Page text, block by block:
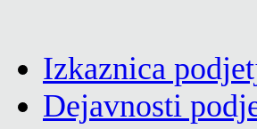
Izkaznica
Dejavnosti